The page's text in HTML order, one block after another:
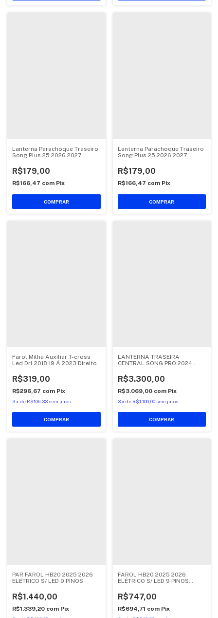
Lanterna Parachoque Traseiro
Song Plus 25 2026 2027
R$179,00
R$166,47 com Pix
Lanterna Parachoque Traseiro
Song Plus 25 2026 2027
R$179,00
R$166,47 com Pix
Farol Milha Auxiliar T-cross
Led Drl 2018 19 Á 2023 Direito
R$319,00
R$296,67 com Pix
3x de R$106,33 sem juros
LANTERNA TRASEIRA
CENTRAL SONG PRO 2024
R$3.300,00
R$3.069,00 com Pix
3 x de R$1.100,00 sem juros
PAR FAROL HB20 2025 2026
ELÉTRICO S/ LED 9 PINOS
R$1.440,00
R$1.339,20 com Pix
FAROL HB20 2025 2026
ELÉTRICO S/ LED 9 PINOS
R$747,00
R$694,71 com Pix